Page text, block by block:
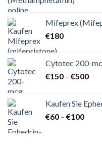
Mifeprex
€180
Cytotec 200-
€150 – €500
Kaufen Sie
€60 – €100